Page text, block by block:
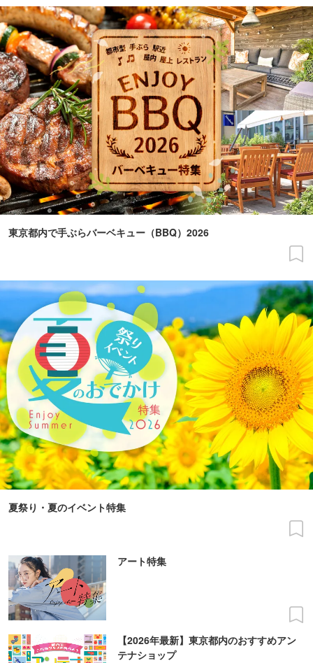
東京都内で手ぶらバーベキュー（BBQ）2026
夏祭り・夏のイベント特集
アート特集
【2026年最新】東京都内のおすすめアン
テナショップ